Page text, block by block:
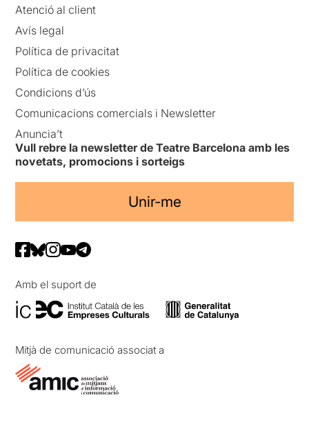
Atenció al client
Avís legal
Política de privacitat
Política de cookies
Condicions d’ús
Comunicacions comercials i Newsletter
Anuncia’t
Vull rebre la newsletter de Teatre Barcelona amb les
novetats, promocions i sorteigs
Unir-me
Amb el suport de
Mitjà de comunicació associat a